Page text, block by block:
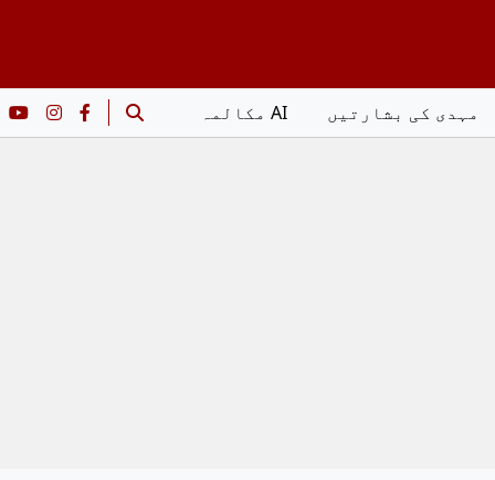
مہدی کی بشارتیں AI مکالمہ